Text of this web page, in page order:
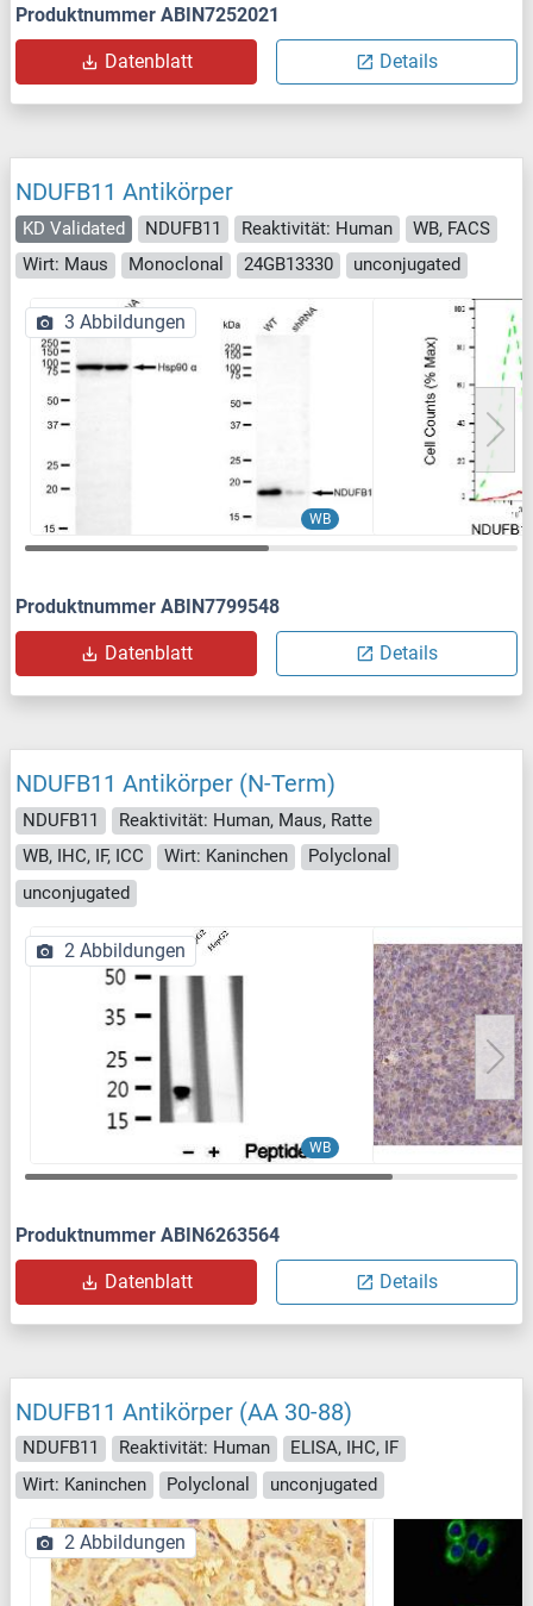
Produktnummer ABIN7252021
Datenblatt Details
NDUFB11 Antikörper
KD Validated NDUFB11 Reaktivität: Human
WB, FACS
Wirt: Maus
Monoclonal 24GB13330 unconjugated
WB
3 Abbildungen
Produktnummer ABIN7799548
Datenblatt Details
NDUFB11 Antikörper (N-Term)
NDUFB11
Reaktivität: Human, Maus, Ratte
WB, IHC, IF, ICC
Wirt: Kaninchen
Polyclonal
unconjugated
WB
2 Abbildungen
Produktnummer ABIN6263564
Datenblatt Details
NDUFB11 Antikörper (AA 30-88)
NDUFB11 Reaktivität: Human
ELISA, IHC, IF
Wirt: Kaninchen
Polyclonal unconjugated
2 Abbildungen